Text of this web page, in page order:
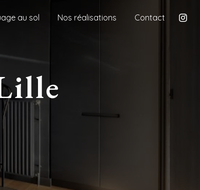
au sol Nos réalisations Contact